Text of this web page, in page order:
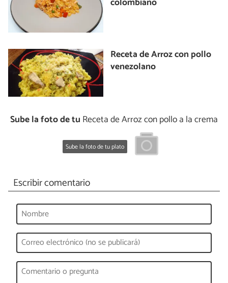
colombiano
Receta de Arroz con pollo
venezolano
Sube la foto de tu Receta de Arroz con pollo a la crema
Sube la foto de tu plato
Escribir comentario